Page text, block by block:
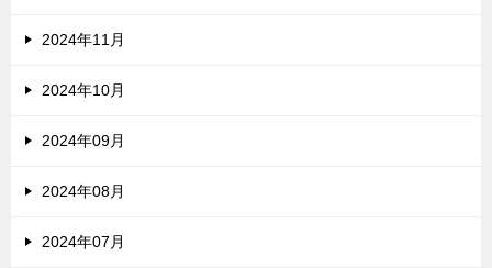
2024年11月
2024年10月
2024年09月
2024年08月
2024年07月